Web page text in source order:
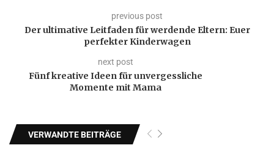
previous post
Der ultimative Leitfaden für werdende Eltern: Euer
perfekter Kinderwagen
next post
Fünf kreative Ideen für unvergessliche
Momente mit Mama
VERWANDTE BEITRÄGE